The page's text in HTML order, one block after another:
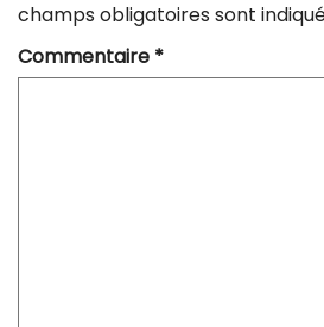
champs obligatoires sont
Commentaire *